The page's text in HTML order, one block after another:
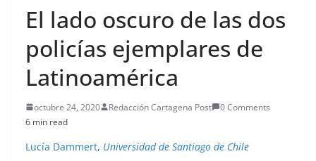
El lado oscuro de las dos
policías ejemplares de
Latinoamérica
octubre 24, 2020 Redacción Cartagena Post
0 Comments
6 min read
Lucía Dammert, Universidad de Santiago de Chile